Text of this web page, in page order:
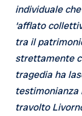
individuale
‘afflato
tra il
strettamente
tragedia ha
testimonianza
travolto